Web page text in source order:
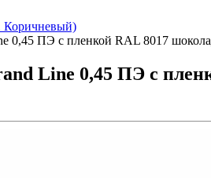
Коричневый)
0,45 ПЭ с пленкой RAL 8017
Line 0,45 ПЭ с